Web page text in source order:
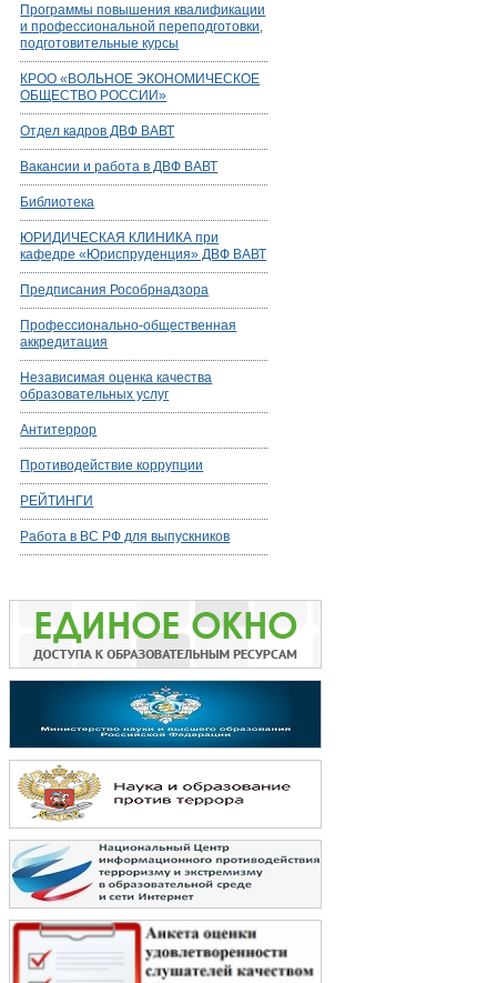
Программы повышения квалификации
и профессиональной переподготовки,
подготовительные курсы
КРОО «ВОЛЬНОЕ ЭКОНОМИЧЕСКОЕ
ОБЩЕСТВО РОССИИ»
Отдел кадров ДВФ ВАВТ
Вакансии и работа в ДВФ ВАВТ
Библиотека
ЮРИДИЧЕСКАЯ КЛИНИКА при
кафедре «Юриспруденция» ДВФ ВАВТ
Предписания Рособрнадзора
Профессионально-общественная
аккредитация
Независимая оценка качества
образовательных услуг
Антитеррор
Противодействие коррупции
РЕЙТИНГИ
Работа в ВС РФ для выпускников